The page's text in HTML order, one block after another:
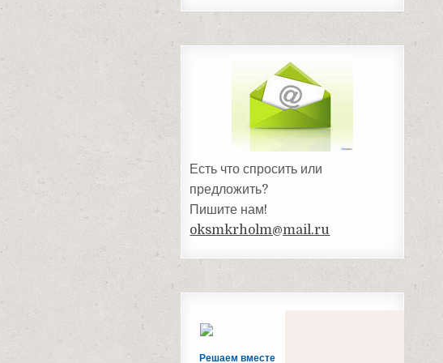
Есть что спросить или
предложить?
Пишите нам!
oksmkrholm@mail.ru
Решаем вместе